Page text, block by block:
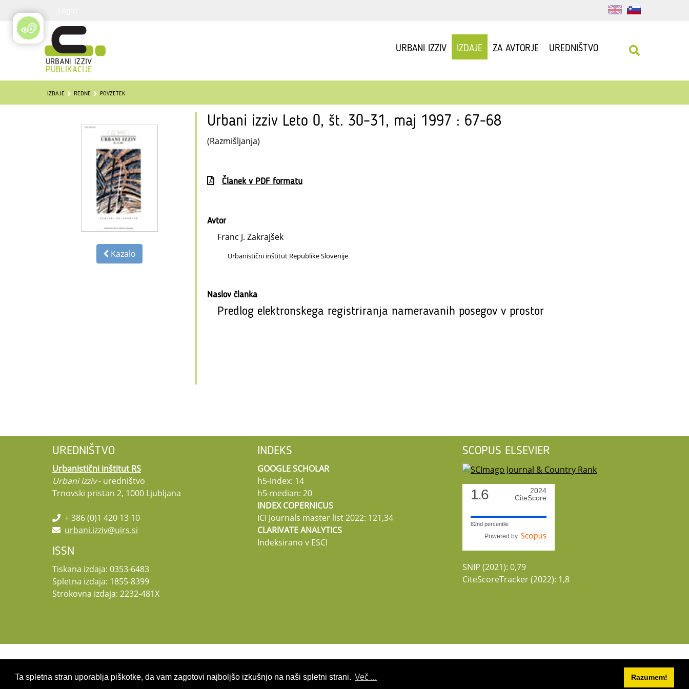
Ta spletna stran uporablja piškotke, da vam zagotovi najboljšo izkušnjo na naši spletni strani. Več ... Razumem!
URBANI IZZIV IZDAJE ZA AVTORJE UREDNIŠTVO
IZDAJE REDNE POVZETEK
Kazalo
Urbani izziv Leto 0, št. 30–31, maj 1997 : 67-68
(Razmišljanja)
Članek v PDF formatu
Avtor
Franc J. Zakrajšek
Urbanistični inštitut Republike Slovenije
Naslov članka
Predlog elektronskega registriranja nameravanih posegov v prostor
UREDNIŠTVO
Urbanistični inštitut RS
Urbani izziv- uredništvo
Trnovski pristan 2, 1000 Ljubljana
+ 386 (0)1 420 13 10
urbani.izziv@uirs.si
ISSN
Tiskana izdaja: 0353-6483
Spletna izdaja: 1855-8399
Strokovna izdaja: 2232-481X
INDEKS
GOOGLE SCHOLAR
h5-index: 14
h5-median: 20
INDEX COPERNICUS
ICI Journals master list 2022: 121,34
CLARIVATE ANALYTICS
Indeksirano v ESCI
SCOPUS ELSEVIER
1.6
2024
CiteScore
82nd percentile
Powered by
SNIP (2021): 0,79
CiteScoreTracker (2022): 1,8